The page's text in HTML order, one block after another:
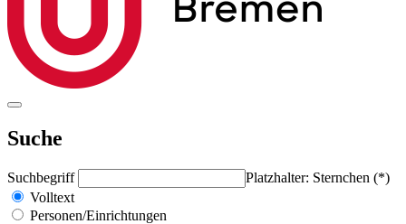
Suche
Suchbegriff
Platzhalter: Sternchen (*)
Volltext
Personen/Einrichtungen